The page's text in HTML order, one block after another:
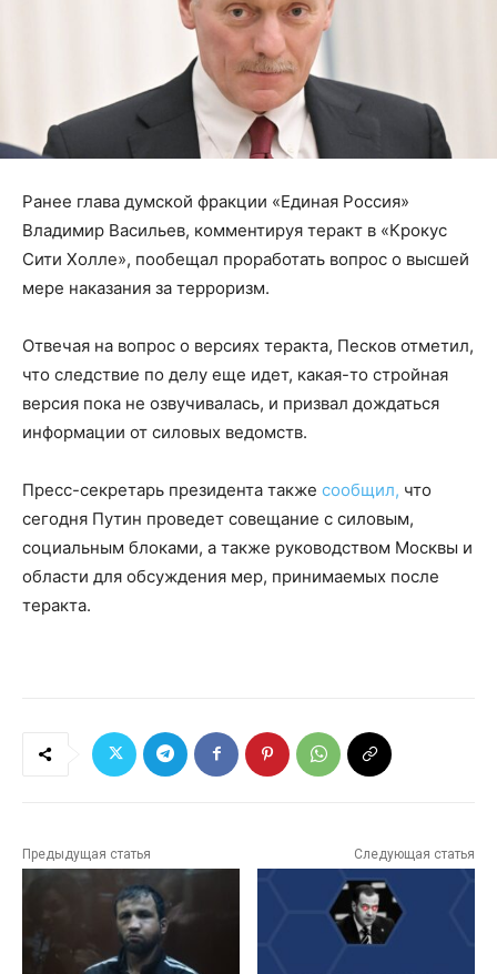
Ранее глава думской фракции «Единая Россия»
Владимир Васильев, комментируя теракт в «Крокус
Сити Холле», пообещал проработать вопрос о высшей
мере наказания за терроризм.
Отвечая на вопрос о версиях теракта, Песков отметил,
что следствие по делу еще идет, какая-то стройная
версия пока не озвучивалась, и призвал дождаться
информации от силовых ведомств.
Пресс-секретарь президента также сообщил, что
сегодня Путин проведет совещание с силовым,
социальным блоками, а также руководством Москвы и
области для обсуждения мер, принимаемых после
теракта.
Предыдущая статья Следующая статья